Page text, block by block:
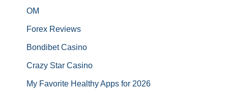
OM
Forex Reviews
Bondibet Casino
Crazy Star Casino
My Favorite Healthy Apps for 2026